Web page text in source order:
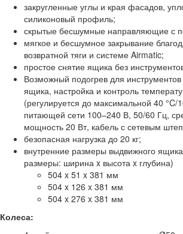
закругленные углы и края фасадов,
силиконовый профиль;
скрытые бесшумные направляющие с
мягкое и бесшумное закрывание
возвратной тяги и системе Airmatic;
простое снятие ящика без
Возможный подогрев для
ящика, настройка и контроль
(регулируется до максимальной 40
питающей сети 100–240 В, 50/60 Гц,
мощность 20 Вт, кабель с сетевым
безопасная нагрузка до 20 кг;
внутренние размеры выдвижного
размеры: ширина x высота x глубина)
504 x 51 x 381 мм
504 x 126 x 381 мм
504 x 276 x 381 мм
Колеса: